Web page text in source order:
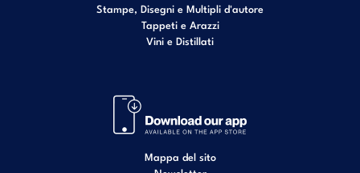
Stampe, Disegni e Multipli d'autore
Tappeti e Arazzi
Vini e Distillati
Mappa del sito